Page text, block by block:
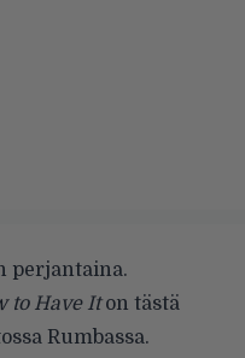
perjantaina.
to Have Iton tästä
Rumbassa.